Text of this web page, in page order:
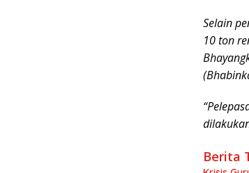
Selain
10 ton
Berita